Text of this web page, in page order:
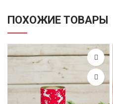
ПОХОЖИЕ ТОВАРЫ